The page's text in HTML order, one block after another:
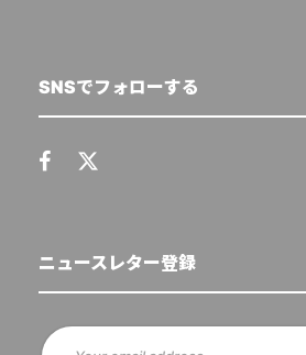
SNSでフォローする
ニュースレター登録